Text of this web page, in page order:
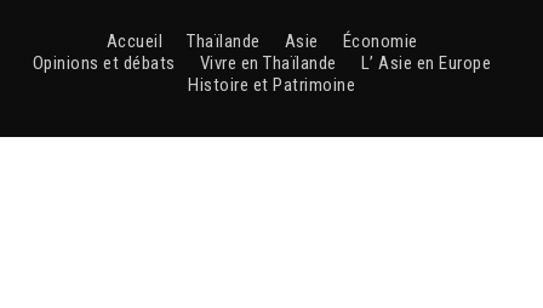
Accueil Thaïlande Asie
Économie
Opinions et débats
Vivre en Thaïlande
L’ Asie en Europe
Histoire et Patrimoine